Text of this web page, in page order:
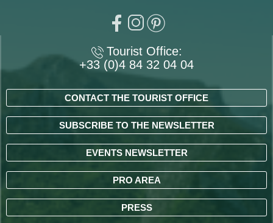
Tourist Office:
+33 (0)4 84 32 04 04
CONTACT THE TOURIST OFFICE
SUBSCRIBE TO THE NEWSLETTER
EVENTS NEWSLETTER
PRO AREA
PRESS